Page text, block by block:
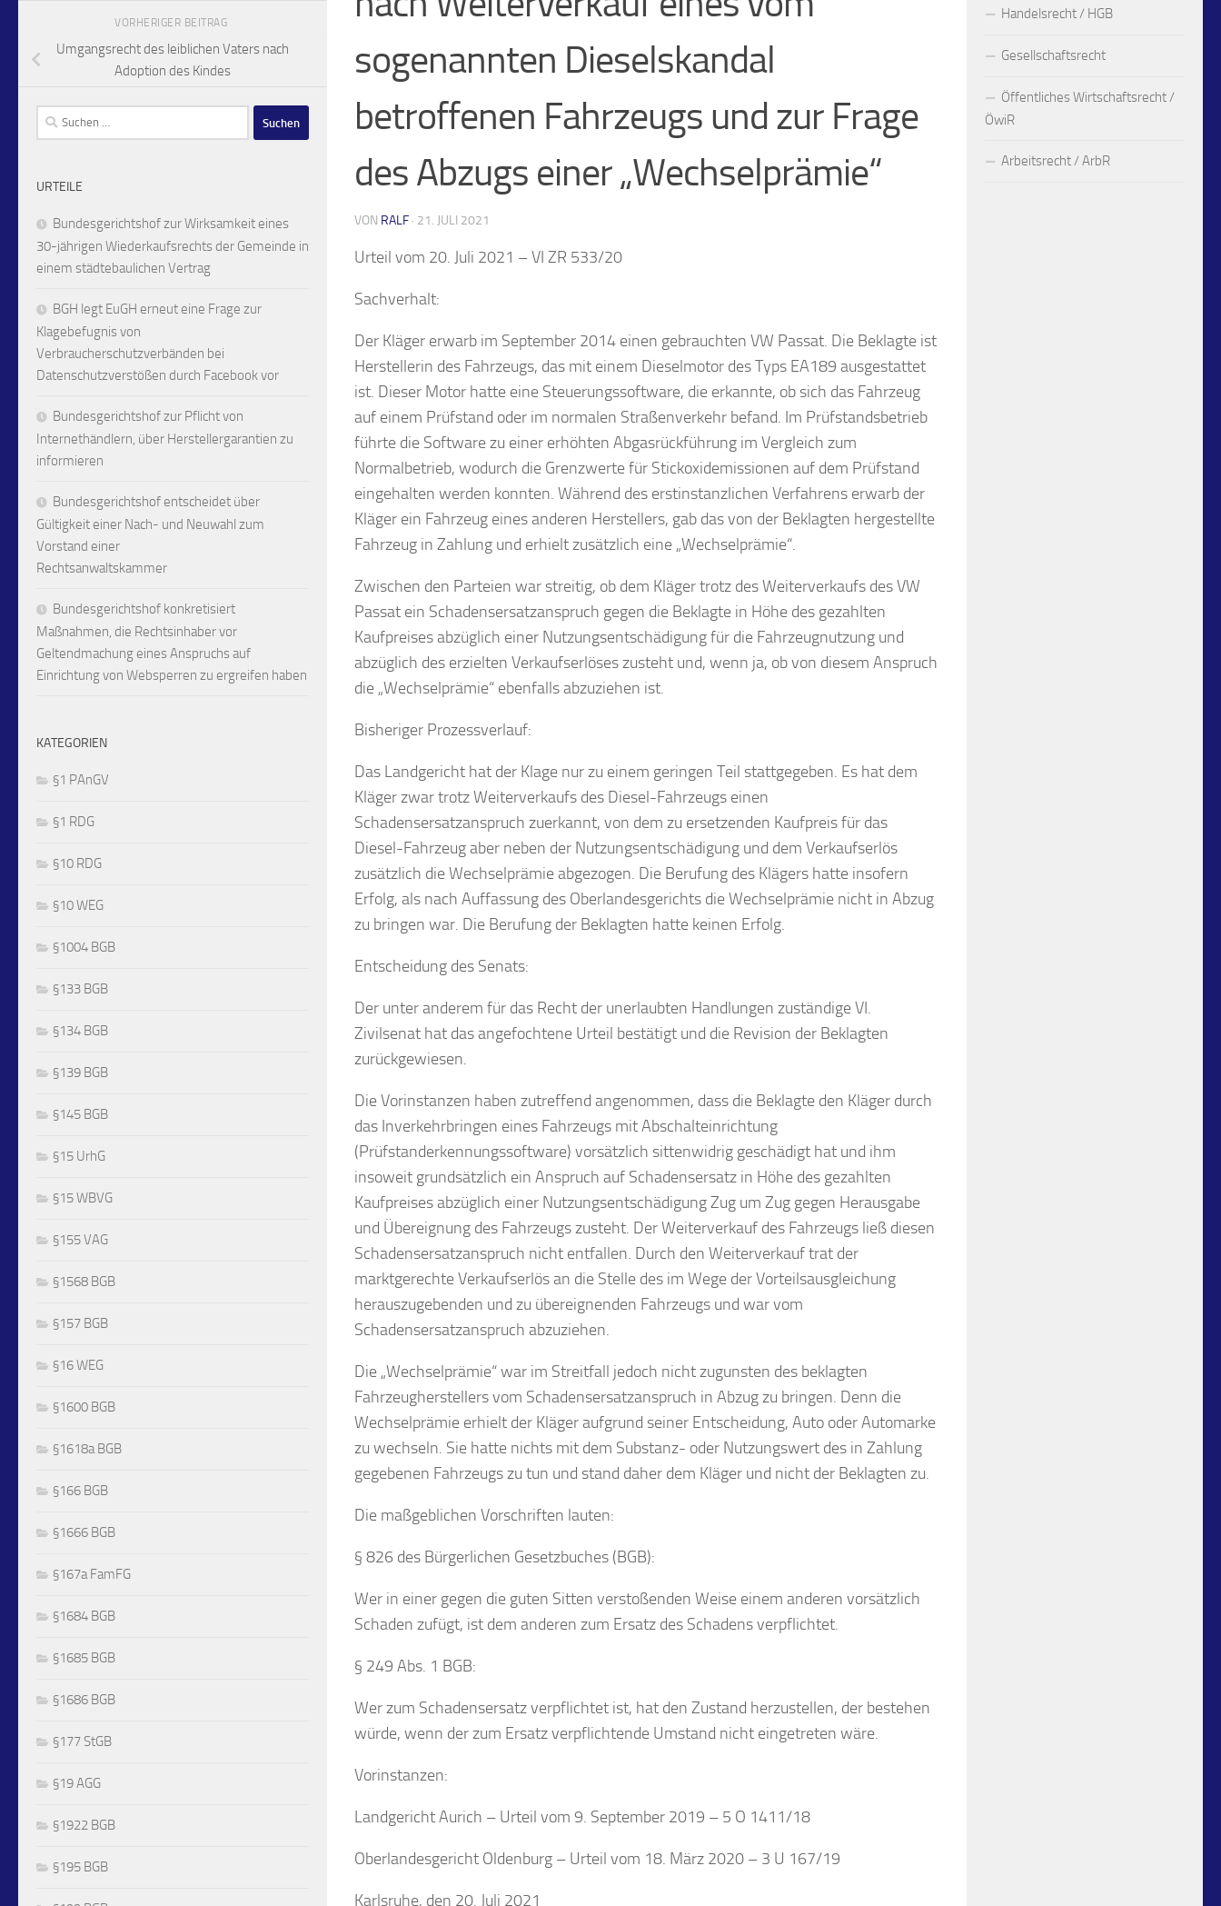
sogenannten Dieselskandal
betroffenen Fahrzeugs und zur Frage
des Abzugs einer „Wechselprämie“
VON RALF · 21. JULI 2021
Urteil vom 20. Juli 2021 – VI ZR 533/20
Sachverhalt:
Der Kläger erwarb im September 2014 einen gebrauchten VW Passat. Die Beklagte ist
Herstellerin des Fahrzeugs, das mit einem Dieselmotor des Typs EA189 ausgestattet
ist. Dieser Motor hatte eine Steuerungssoftware, die erkannte, ob sich das Fahrzeug
auf einem Prüfstand oder im normalen Straßenverkehr befand. Im Prüfstandsbetrieb
führte die Software zu einer erhöhten Abgasrückführung im Vergleich zum
Normalbetrieb, wodurch die Grenzwerte für Stickoxidemissionen auf dem Prüfstand
eingehalten werden konnten. Während des erstinstanzlichen Verfahrens erwarb der
Kläger ein Fahrzeug eines anderen Herstellers, gab das von der Beklagten hergestellte
Fahrzeug in Zahlung und erhielt zusätzlich eine „Wechselprämie“.
Zwischen den Parteien war streitig, ob dem Kläger trotz des Weiterverkaufs des VW
Passat ein Schadensersatzanspruch gegen die Beklagte in Höhe des gezahlten
Kaufpreises abzüglich einer Nutzungsentschädigung für die Fahrzeugnutzung und
abzüglich des erzielten Verkaufserlöses zusteht und, wenn ja, ob von diesem Anspruch
die „Wechselprämie“ ebenfalls abzuziehen ist.
Bisheriger Prozessverlauf:
Das Landgericht hat der Klage nur zu einem geringen Teil stattgegeben. Es hat dem
Kläger zwar trotz Weiterverkaufs des Diesel-Fahrzeugs einen
Schadensersatzanspruch zuerkannt, von dem zu ersetzenden Kaufpreis für das
Diesel-Fahrzeug aber neben der Nutzungsentschädigung und dem Verkaufserlös
zusätzlich die Wechselprämie abgezogen. Die Berufung des Klägers hatte insofern
Erfolg, als nach Auffassung des Oberlandesgerichts die Wechselprämie nicht in Abzug
zu bringen war. Die Berufung der Beklagten hatte keinen Erfolg.
Entscheidung des Senats:
Der unter anderem für das Recht der unerlaubten Handlungen zuständige VI.
Zivilsenat hat das angefochtene Urteil bestätigt und die Revision der Beklagten
zurückgewiesen.
Die Vorinstanzen haben zutreffend angenommen, dass die Beklagte den Kläger durch
das Inverkehrbringen eines Fahrzeugs mit Abschalteinrichtung
(Prüfstanderkennungssoftware) vorsätzlich sittenwidrig geschädigt hat und ihm
insoweit grundsätzlich ein Anspruch auf Schadensersatz in Höhe des gezahlten
Kaufpreises abzüglich einer Nutzungsentschädigung Zug um Zug gegen Herausgabe
und Übereignung des Fahrzeugs zusteht. Der Weiterverkauf des Fahrzeugs ließ diesen
Schadensersatzanspruch nicht entfallen. Durch den Weiterverkauf trat der
marktgerechte Verkaufserlös an die Stelle des im Wege der Vorteilsausgleichung
herauszugebenden und zu übereignenden Fahrzeugs und war vom
Schadensersatzanspruch abzuziehen.
Die „Wechselprämie“ war im Streitfall jedoch nicht zugunsten des beklagten
Fahrzeugherstellers vom Schadensersatzanspruch in Abzug zu bringen. Denn die
Wechselprämie erhielt der Kläger aufgrund seiner Entscheidung, Auto oder Automarke
zu wechseln. Sie hatte nichts mit dem Substanz- oder Nutzungswert des in Zahlung
gegebenen Fahrzeugs zu tun und stand daher dem Kläger und nicht der Beklagten zu.
Die maßgeblichen Vorschriften lauten:
§ 826 des Bürgerlichen Gesetzbuches (BGB):
Wer in einer gegen die guten Sitten verstoßenden Weise einem anderen vorsätzlich
Schaden zufügt, ist dem anderen zum Ersatz des Schadens verpflichtet.
§ 249 Abs. 1 BGB:
Wer zum Schadensersatz verpflichtet ist, hat den Zustand herzustellen, der bestehen
würde, wenn der zum Ersatz verpflichtende Umstand nicht eingetreten wäre.
Vorinstanzen:
Landgericht Aurich – Urteil vom 9. September 2019 – 5 O 1411/18
Oberlandesgericht Oldenburg – Urteil vom 18. März 2020 – 3 U 167/19
Karlsruhe, den 20. Juli 2021
VORHERIGER BEITRAG
Umgangsrecht des leiblichen Vaters nach
Adoption des Kindes
Suchen
nach:
URTEILE
Bundesgerichtshof zur Wirksamkeit eines
30-jährigen Wiederkaufsrechts der Gemeinde in
einem städtebaulichen Vertrag
BGH legt EuGH erneut eine Frage zur
Klagebefugnis von
Verbraucherschutzverbänden bei
Datenschutzverstößen durch Facebook vor
Bundesgerichtshof zur Pflicht von
Internethändlern, über Herstellergarantien zu
informieren
Bundesgerichtshof entscheidet über
Gültigkeit einer Nach- und Neuwahl zum
Vorstand einer
Rechtsanwaltskammer
Bundesgerichtshof konkretisiert
Maßnahmen, die Rechtsinhaber vor
Geltendmachung eines Anspruchs auf
Einrichtung von Websperren zu ergreifen haben
KATEGORIEN
§1 PAnGV
§1 RDG
§10 RDG
§10 WEG
§1004 BGB
§133 BGB
§134 BGB
§139 BGB
§145 BGB
§15 UrhG
§15 WBVG
§155 VAG
§1568 BGB
§157 BGB
§16 WEG
§1600 BGB
§1618a BGB
§166 BGB
§1666 BGB
§167a FamFG
§1684 BGB
§1685 BGB
§1686 BGB
§177 StGB
§19 AGG
§1922 BGB
§195 BGB
Handelsrecht / HGB
Gesellschaftsrecht
Öffentliches Wirtschaftsrecht /
ÖwiR
Arbeitsrecht / ArbR